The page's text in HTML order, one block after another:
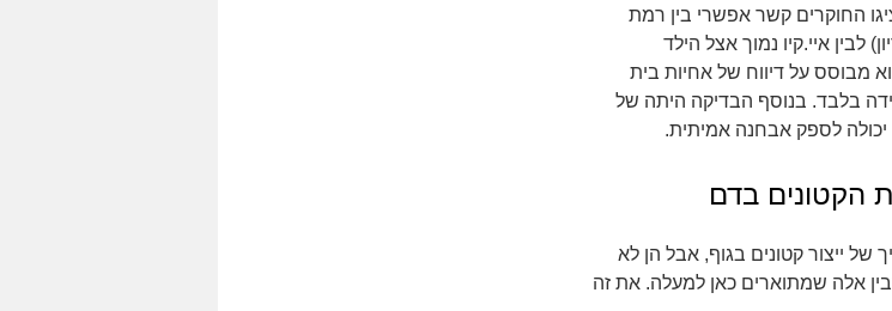
נראה, היא מחקר משנת 1969, שבו הציגו החוקרים קשר אפשרי בין רמת
איי.קיו נמוך אצל הילד
מבוסס על דיווח של אחיות בית
בלבד. בנוסף הבדיקה היתה של
לספק אבחנה אמיתית.
הקטונים בדם
ייצור קטונים בגוף, אבל הן לא
אלה שמתוארים כאן למעלה. את זה